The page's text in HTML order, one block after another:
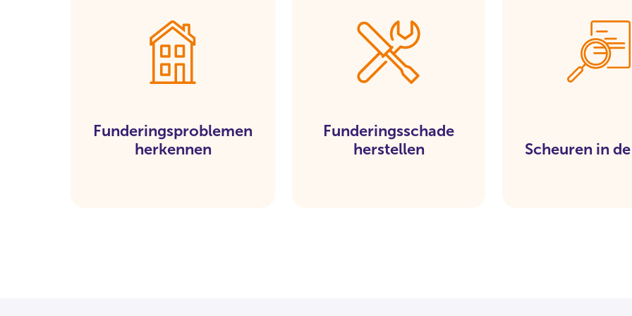
Funderingsproblemen
herkennen
Funderingsschade
herstellen
Scheuren in